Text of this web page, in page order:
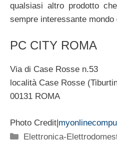
qualsiasi altro prodotto
sempre interessante mondo
PC CITY ROMA
Via di Case Rosse n.53
località Case Rosse
00131 ROMA
Photo Credit|
Categorie
Elettronica-